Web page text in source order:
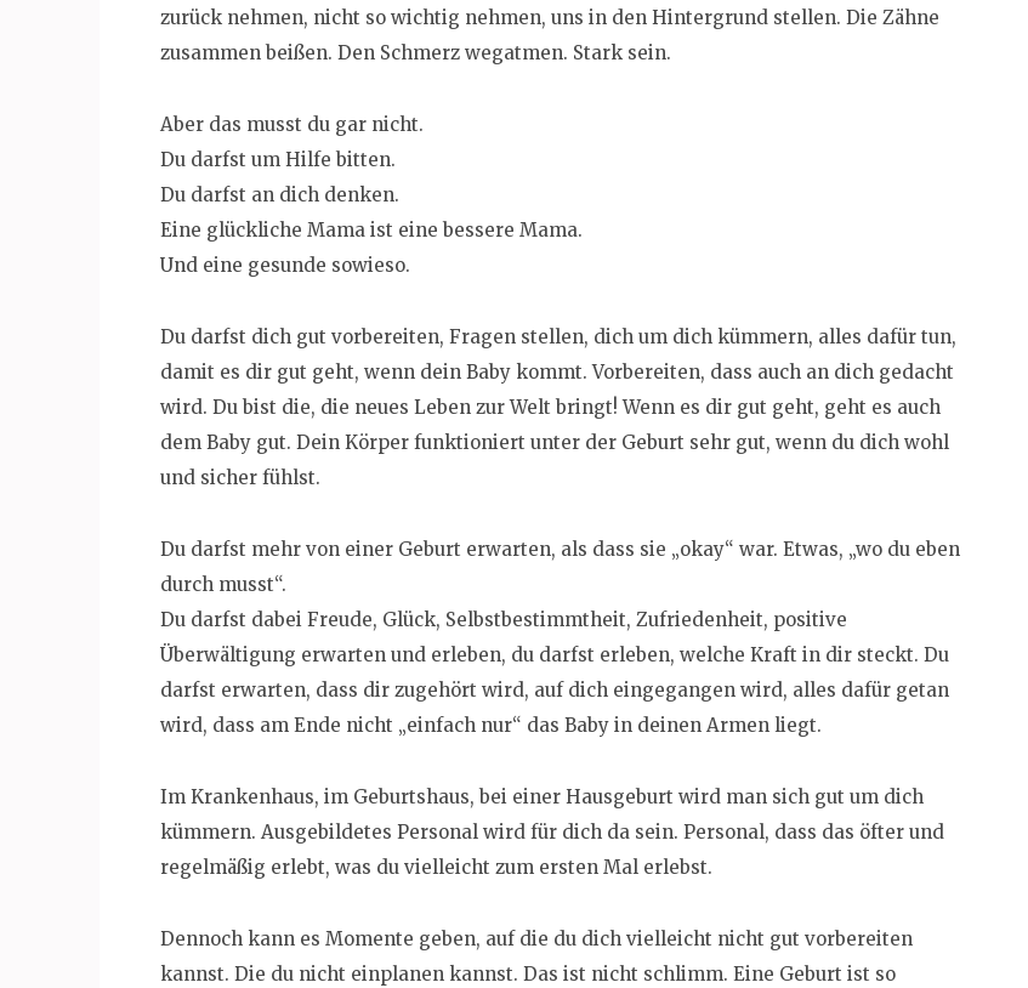
zurück nehmen, nicht so wichtig nehmen, uns in den Hintergrund stellen. Die Zähne
zusammen beißen. Den Schmerz wegatmen. Stark sein.
Aber das musst du gar nicht.
Du darfst um Hilfe bitten.
Du darfst an dich denken.
Eine glückliche Mama ist eine bessere Mama.
Und eine gesunde sowieso.
Du darfst dich gut vorbereiten, Fragen stellen, dich um dich kümmern, alles dafür tun,
damit es dir gut geht, wenn dein Baby kommt. Vorbereiten, dass auch an dich gedacht
wird. Du bist die, die neues Leben zur Welt bringt! Wenn es dir gut geht, geht es auch
dem Baby gut. Dein Körper funktioniert unter der Geburt sehr gut, wenn du dich wohl
und sicher fühlst.
Du darfst mehr von einer Geburt erwarten, als dass sie „okay“ war. Etwas, „wo du eben
durch musst“.
Du darfst dabei Freude, Glück, Selbstbestimmtheit, Zufriedenheit, positive
Überwältigung erwarten und erleben, du darfst erleben, welche Kraft in dir steckt. Du
darfst erwarten, dass dir zugehört wird, auf dich eingegangen wird, alles dafür getan
wird, dass am Ende nicht „einfach nur“ das Baby in deinen Armen liegt.
Im Krankenhaus, im Geburtshaus, bei einer Hausgeburt wird man sich gut um dich
kümmern. Ausgebildetes Personal wird für dich da sein. Personal, dass das öfter und
regelmäßig erlebt, was du vielleicht zum ersten Mal erlebst.
Dennoch kann es Momente geben, auf die du dich vielleicht nicht gut vorbereiten
kannst. Die du nicht einplanen kannst. Das ist nicht schlimm. Eine Geburt ist so